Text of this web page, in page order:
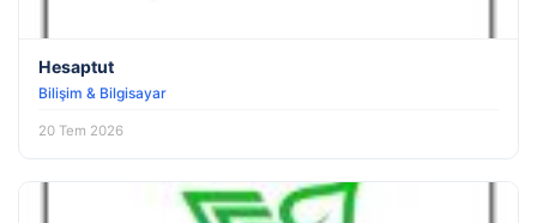
Hesaptut
Bilişim & Bilgisayar
20 Tem 2026